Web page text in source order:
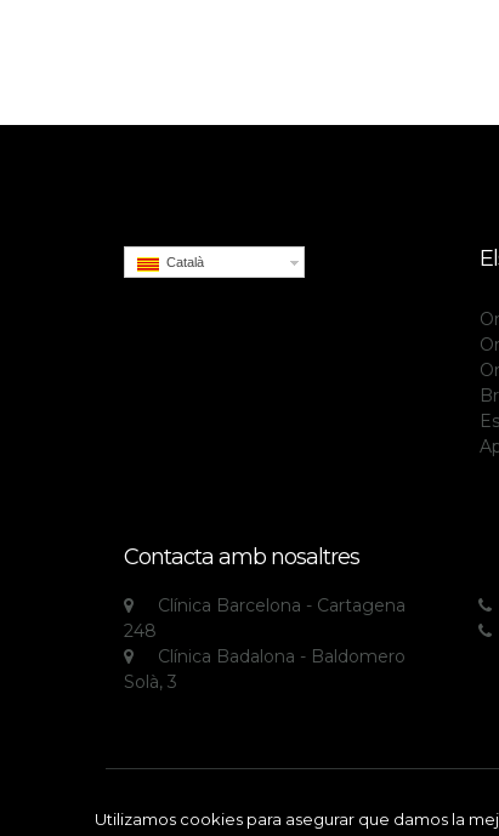
Català
Contacta amb nosaltres
Clínica Barcelona - Cartagena
248
Clínica Badalona - Baldomero
Solà, 3
All rights reserved © Clínica Echarri
Utilizamos cookies para asegurar que damos la